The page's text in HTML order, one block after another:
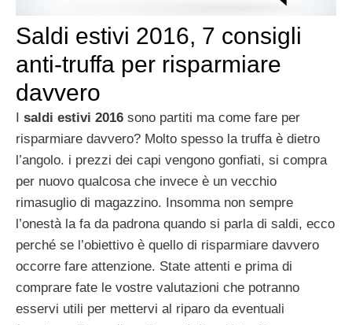
Saldi estivi 2016, 7 consigli
anti-truffa per risparmiare
davvero
I saldi estivi 2016 sono partiti ma come fare per
risparmiare davvero? Molto spesso la truffa è dietro
l’angolo. i prezzi dei capi vengono gonfiati, si compra
per nuovo qualcosa che invece è un vecchio
rimasuglio di magazzino. Insomma non sempre
l’onestà la fa da padrona quando si parla di saldi, ecco
perché se l’obiettivo è quello di risparmiare davvero
occorre fare attenzione. State attenti e prima di
comprare fate le vostre valutazioni che potranno
esservi utili per mettervi al riparo da eventuali